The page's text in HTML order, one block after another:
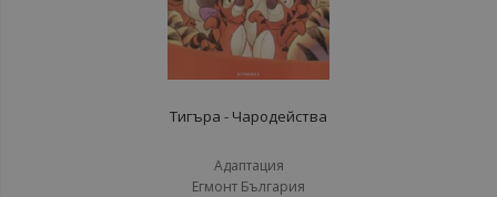
Тигъра - Чародейства
Адаптация
Егмонт България